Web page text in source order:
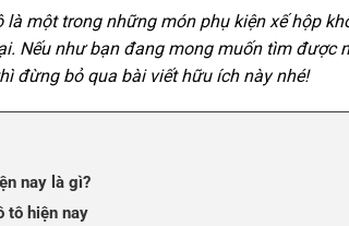
là một trong những món phụ kiện xế hộp
Nếu như bạn đang mong muốn tìm được
đừng bỏ qua bài viết hữu ích này nhé!
nay là gì?
tô hiện nay